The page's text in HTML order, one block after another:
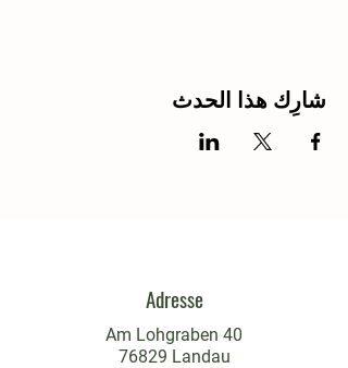
شارِك هذا الحدث
Adresse
Am Lohgraben 40
76829 Landau